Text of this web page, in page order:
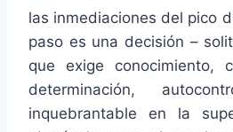
las inmediaciones del pico
paso es una decisión –
que exige conocimiento,
determinación,
inquebrantable en la